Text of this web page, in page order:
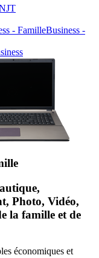
Business -
Photo, Vidéo,
la famille et de
économiques et